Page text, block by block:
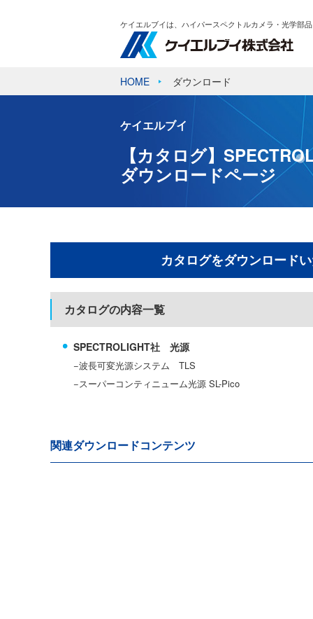
ケイエルブイは、ハイパースペクトルカメラ・光学部
HOME ダウンロード
ケイエルブイ
【カタログ】
ダウンロードページ
カタログをダウンロードい
カタログの内容一覧
SPECTROLIGHT社 光源
波長可変光源システム TLS
スーパーコンティニューム光源 SL-Pico
関連ダウンロードコンテンツ